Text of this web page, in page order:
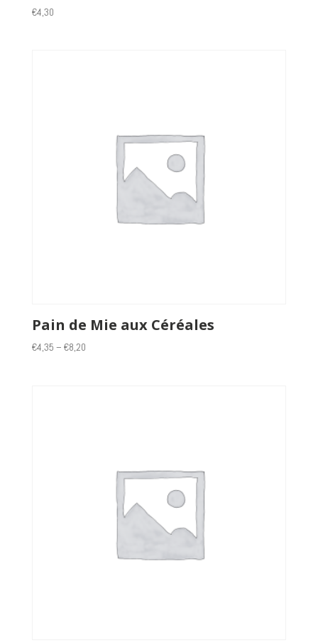
€4,30
Pain de Mie aux Céréales
€4,35 – €8,20